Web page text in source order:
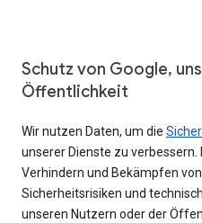
Schutz von Google,
Öffentlichkeit
Wir nutzen Daten, um die
unserer Dienste zu verbessern.
Verhindern und Bekämpfen
Sicherheitsrisiken und
unseren Nutzern oder der